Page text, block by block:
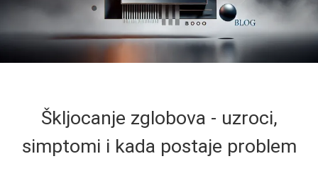
Škljocanje zglobova - uzroci,
simptomi i kada postaje problem